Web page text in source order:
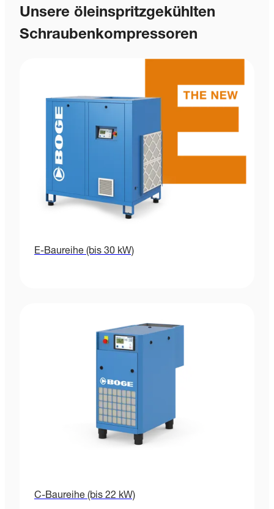
Unsere öleinspritzgekühlten
Schraubenkompressoren
E-Baureihe (bis 30 kW)
C-Baureihe (bis 22 kW)